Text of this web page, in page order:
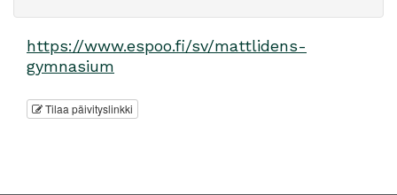
https://www.espoo.fi/sv/mattlidens-
gymnasium
Tilaa päivityslinkki